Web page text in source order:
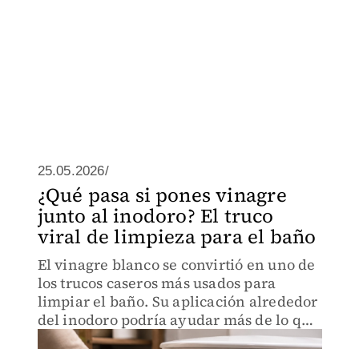
25.05.2026/
¿Qué pasa si pones vinagre
junto al inodoro? El truco
viral de limpieza para el baño
El vinagre blanco se convirtió en uno de
los trucos caseros más usados para
limpiar el baño. Su aplicación alrededor
del inodoro podría ayudar más de lo que
muchos imaginan.